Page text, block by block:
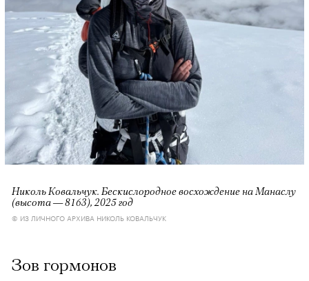
Николь Ковальчук. Бескислородное восхождение на Манаслу
(высота — 8163), 2025 год
© ИЗ ЛИЧНОГО АРХИВА НИКОЛЬ КОВАЛЬЧУК
Зов гормонов